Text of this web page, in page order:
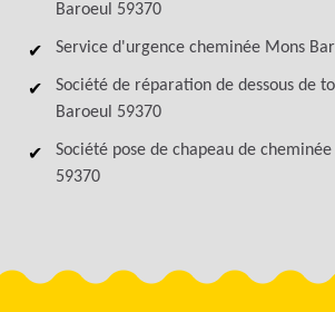
Baroeul 59370
Service d'urgence cheminée Mons
Société de réparation de dessous de
Baroeul 59370
Société pose de chapeau de
59370